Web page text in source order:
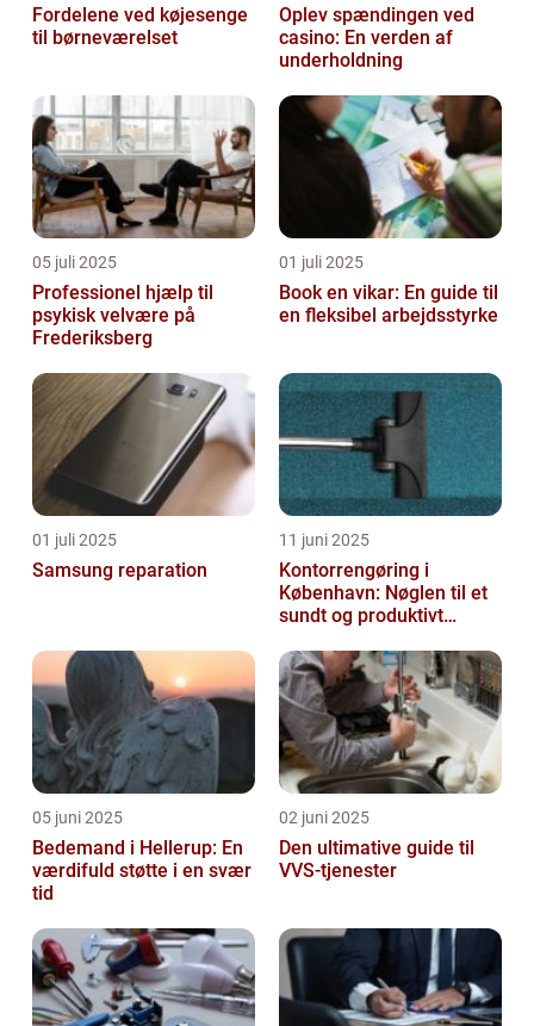
Fordelene ved køjesenge
til børneværelset
Oplev spændingen ved
casino: En verden af
underholdning
05 juli 2025
Professionel hjælp til
psykisk velvære på
Frederiksberg
01 juli 2025
Book en vikar: En guide til
en fleksibel arbejdsstyrke
01 juli 2025
Samsung reparation
11 juni 2025
Kontorrengøring i
København: Nøglen til et
sundt og produktivt
05 juni 2025
Bedemand i Hellerup: En
værdifuld støtte i en svær
tid
02 juni 2025
Den ultimative guide til
VVS-tjenester